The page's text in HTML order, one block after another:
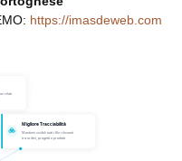
https://imasdeweb.com